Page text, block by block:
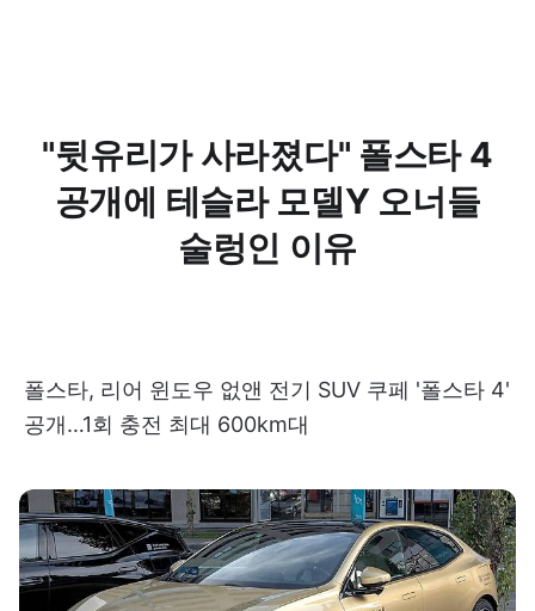
"뒷유리가 사라졌다" 폴스타 4
공개에 테슬라 모델Y 오너들
술렁인 이유
폴스타, 리어 윈도우 없앤 전기 SUV 쿠페 '폴스타 4'
공개…1회 충전 최대 600km대